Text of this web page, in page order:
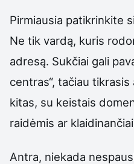
Pirmiausia patikrinkite
Ne tik vardą, kuris
adresą. Sukčiai gali
centras“, tačiau
kitas, su keistais
raidėmis ar
Antra, niekada